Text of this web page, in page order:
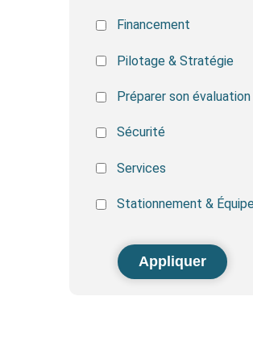
Financement
Pilotage & Stratégie
Préparer son évaluation
Sécurité
Services
Stationnement &